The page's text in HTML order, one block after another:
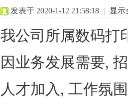
发表于 2020-1-12 21:58:18 | 显示
我公司所属数码打
因业务发展需要,
人才加入, 工作氛